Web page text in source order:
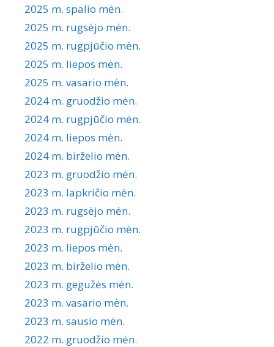
2025 m. spalio mėn.
2025 m. rugsėjo mėn.
2025 m. rugpjūčio mėn.
2025 m. liepos mėn.
2025 m. vasario mėn.
2024 m. gruodžio mėn.
2024 m. rugpjūčio mėn.
2024 m. liepos mėn.
2024 m. birželio mėn.
2023 m. gruodžio mėn.
2023 m. lapkričio mėn.
2023 m. rugsėjo mėn.
2023 m. rugpjūčio mėn.
2023 m. liepos mėn.
2023 m. birželio mėn.
2023 m. gegužės mėn.
2023 m. vasario mėn.
2023 m. sausio mėn.
2022 m. gruodžio mėn.